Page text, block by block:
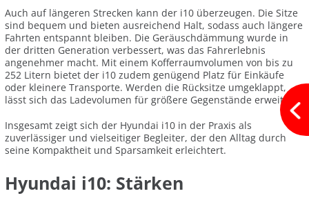
Auch auf längeren Strecken kann der i10 überzeugen. Die Sitze
sind bequem und bieten ausreichend Halt, sodass auch längere
Fahrten entspannt bleiben. Die Geräuschdämmung wurde in
der dritten Generation verbessert, was das Fahrerlebnis
angenehmer macht. Mit einem Kofferraumvolumen von bis zu
252 Litern bietet der i10 zudem genügend Platz für Einkäufe
oder kleinere Transporte. Werden die Rücksitze umgeklappt,
lässt sich das Ladevolumen für größere Gegenstände erweitern.
Insgesamt zeigt sich der Hyundai i10 in der Praxis als
zuverlässiger und vielseitiger Begleiter, der den Alltag durch
seine Kompaktheit und Sparsamkeit erleichtert.
Hyundai i10: Stärken